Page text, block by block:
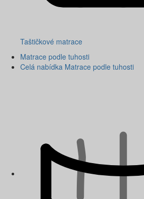
Taštičkové matrace
Matrace podle tuhosti
Celá nabídka Matrace podle tuhosti